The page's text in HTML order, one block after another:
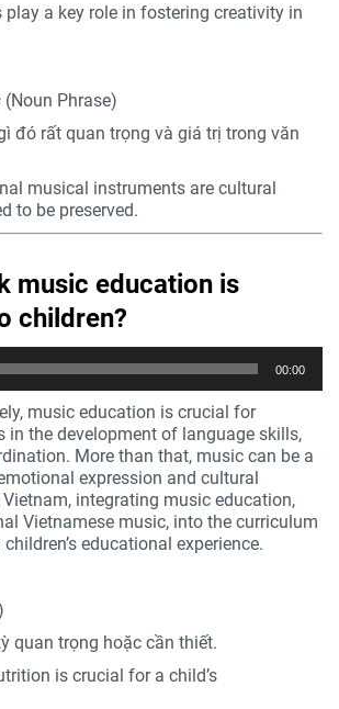
play a key role in fostering creativity in
(Noun Phrase)
đó rất quan trọng và giá trị trong văn
musical instruments are cultural
to be preserved.
music education is
children?
00:00
music education is crucial for
in the development of language skills,
More than that, music can be a
expression and cultural
integrating music education,
Vietnamese music, into the curriculum
educational experience.
quan trọng hoặc cần thiết.
is crucial for a child’s